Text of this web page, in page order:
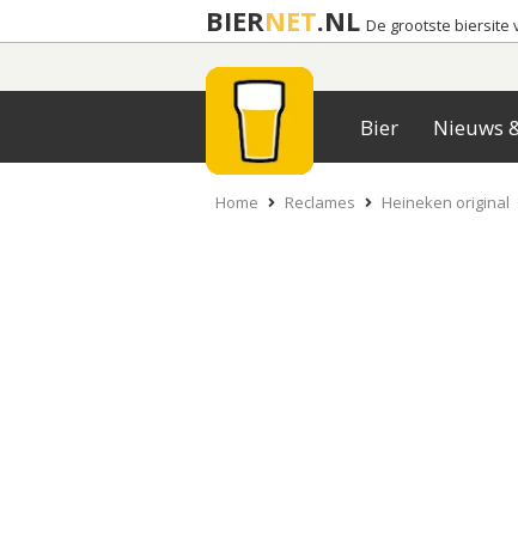
BIERNET.NL De grootste biersite
Bier Nieuws
Home Reclames Heineken original